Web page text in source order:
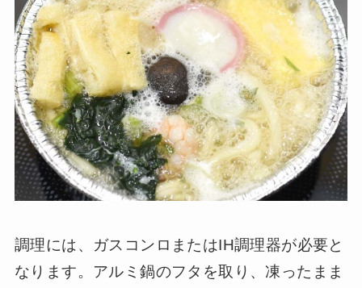
調理には、ガスコンロまたはIH調理器が必要と
なります。アルミ鍋のフタを取り、凍ったまま